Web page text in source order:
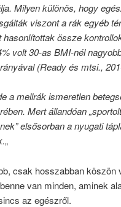
Milyen különös, hogy
viszont a rák egyéb
össze
volt 30-as BMI-nél
(Ready és mtsi.,
a mellrák ismeretlen
Mert állandóan
elsősorban a nyugati
„
csak hosszabban köszön
van minden, aminek
az egészről.